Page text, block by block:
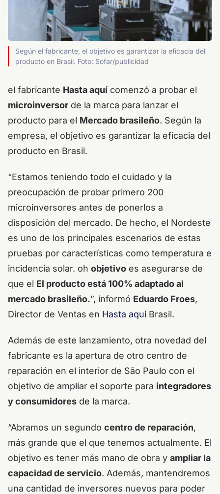
Según el fabricante, el objetivo es garantizar la eficacia del
producto en Brasil. Foto: Sofar/publicidad
el fabricante Hasta aquí comenzó a probar el
microinversor de la marca para lanzar el
producto para el Mercado brasileño. Según la
empresa, el objetivo es garantizar la eficacia del
producto en Brasil.
“Estamos teniendo todo el cuidado y la
preocupación de probar primero 200
microinversores antes de ponerlos a
disposición del mercado. De hecho, el Nordeste
es uno de los principales escenarios de estas
pruebas por características como temperatura e
incidencia solar. oh objetivo es asegurarse de
que el El producto está 100% adaptado al
mercado brasileño.”, informó Eduardo Froes,
Director de Ventas en Hasta aquíBrasil.
Además de este lanzamiento, otra novedad del
fabricante es la apertura de otro centro de
reparación en el interior de São Paulo con el
objetivo de ampliar el soporte para integradores
y consumidores de la marca.
“Abramos un segundo centro de reparación,
más grande que el que tenemos actualmente. El
objetivo es tener más mano de obra y ampliar la
capacidad de servicio. Además, mantendremos
una cantidad de inversores nuevos para poder